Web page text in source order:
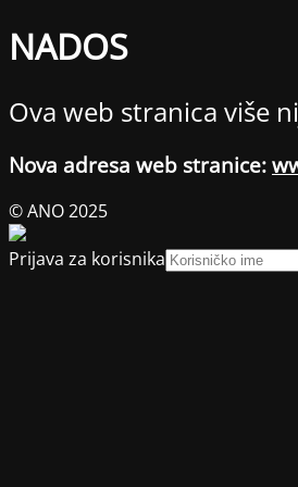
NADOS
Ova web stranica više
Nova adresa web stranice:
© ANO 2025
Prijava za korisnika